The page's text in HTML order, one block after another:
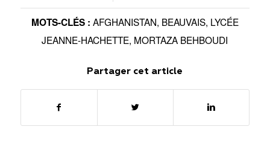
MOTS-CLÉS : AFGHANISTAN, BEAUVAIS, LYCÉE
JEANNE-HACHETTE, MORTAZA BEHBOUDI
Partager cet article